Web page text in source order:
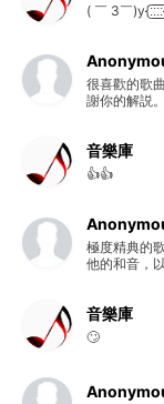
( ￣ 3￣
很喜歡的歌
謝你的解説
音樂庫
👍👍
極度精典的
他的和音，
音樂庫
🙄